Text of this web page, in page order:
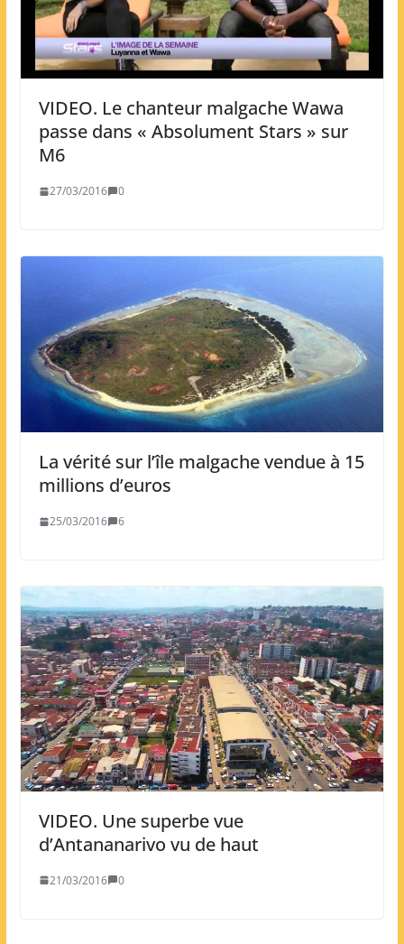
VIDEO. Le chanteur malgache Wawa
passe dans « Absolument Stars » sur
M6
27/03/2016 0
La vérité sur l’île malgache vendue à 15
millions d’euros
25/03/2016 6
VIDEO. Une superbe vue
d’Antananarivo vu de haut
21/03/2016 0